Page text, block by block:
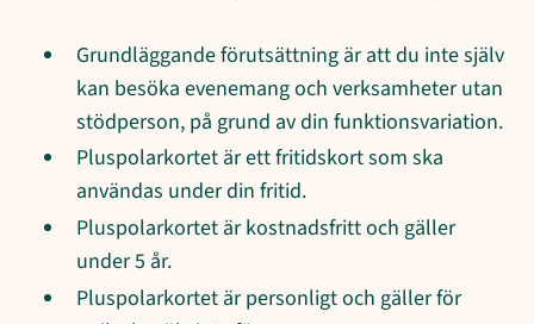
Grundläggande förutsättning är att du inte själv
kan besöka evenemang och verksamheter utan
stödperson, på grund av din funktionsvariation.
Pluspolarkortet är ett fritidskort som ska
användas under din fritid.
Pluspolarkortet är kostnadsfritt och gäller
under 5 år.
Pluspolarkortet är personligt och gäller för